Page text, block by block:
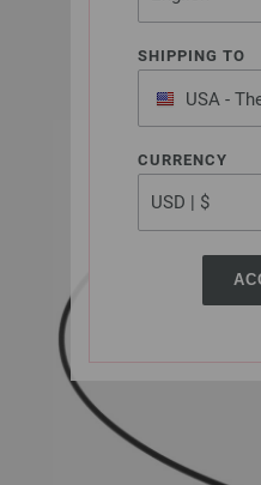
SHIPPING TO
USA -
of America
CURRENCY